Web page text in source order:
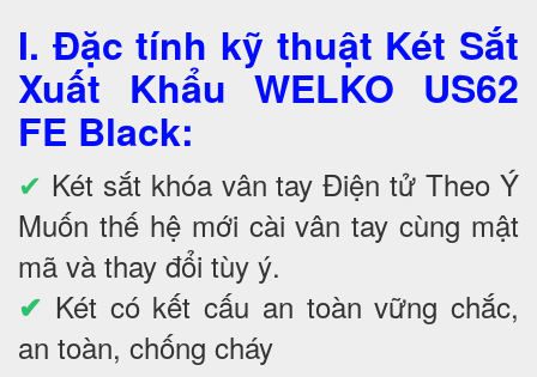
I. Đặc tính kỹ thuật Két Sắt
Xuất Khẩu WELKO US62
FE Black:
✔ Két sắt khóa vân tay Điện tử Theo Ý
Muốn thế hệ mới cài vân tay cùng mật
mã và thay đổi tùy ý.
✔ Két có kết cấu an toàn vững chắc,
an toàn, chống cháy